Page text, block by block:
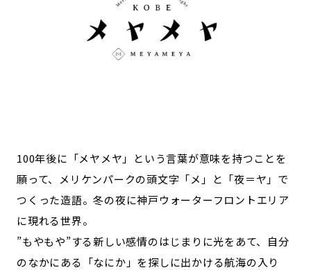
100年後に「メヤメヤ」という言葉が意味を持つことを
願って、メリケンパークの頭文字「メ」と「夜＝ヤ」で
つくった造語。冬の夜に神戸ウォーターフロントエリア
に現れる世界。
”もやもや”する新しい感情のはじまりに光をあて、自分
のなかにある「なにか」を探しに出かける航海の入り